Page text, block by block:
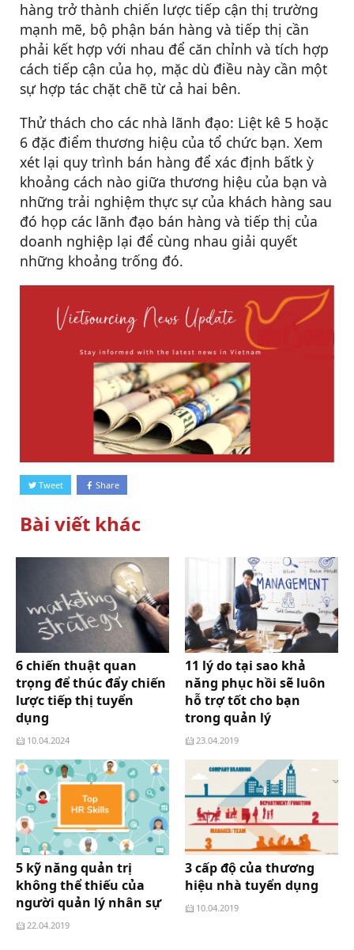
hàng trở thành chiến lược tiếp cận thị trường
mạnh mẽ, bộ phận bán hàng và tiếp thị cần
phải kết hợp với nhau để căn chỉnh và tích hợp
cách tiếp cận của họ, mặc dù điều này cần một
sự hợp tác chặt chẽ từ cả hai bên.
Thử thách cho các nhà lãnh đạo: Liệt kê 5 hoặc
6 đặc điểm thương hiệu của tổ chức bạn. Xem
xét lại quy trình bán hàng để xác định bấtk ỳ
khoảng cách nào giữa thương hiệu của bạn và
những trải nghiệm thực sự của khách hàng sau
đó họp các lãnh đạo bán hàng và tiếp thị của
doanh nghiệp lại để cùng nhau giải quyết
những khoảng trống đó.
Tweet Share
Bài viết khác
6 chiến thuật quan
trọng để thúc đẩy chiến
lược tiếp thị tuyển
dụng
10.04.2024
11 lý do tại sao khả
năng phục hồi sẽ luôn
hỗ trợ tốt cho bạn
trong quản lý
23.04.2019
5 kỹ năng quản trị
không thể thiếu của
người quản lý nhân sự
22.04.2019
3 cấp độ của thương
hiệu nhà tuyển dụng
10.04.2019